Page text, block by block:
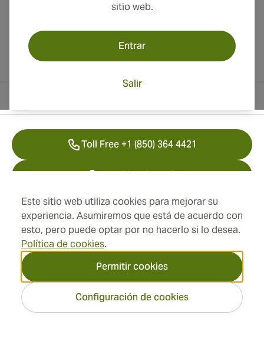
Este sitio web utiliza cookies para mejorar su
experiencia. Asumiremos que está de acuerdo con
esto, pero puede optar por no hacerlo si lo desea.
Política de cookies.
Permitir cookies
Configuración de cookies
sitio web.
Entrar
Salir
Dirección
Información
Toll Free +1 (850) 364 4421
+41 22 518 44 43
info@swisscubancigars.com